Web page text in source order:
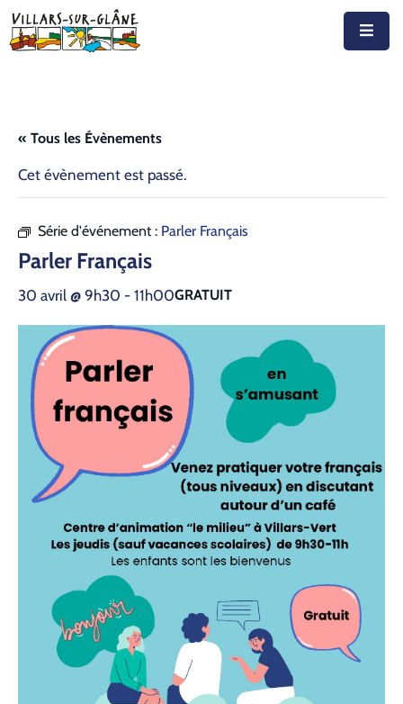
Autorités
Prestations
Découvrir
Emplois
Contact
« Tous les Évènements
Cet évènement est passé.
Série d'événement : Parler Français
Parler Français
30 avril @ 9h30 - 11h00GRATUIT